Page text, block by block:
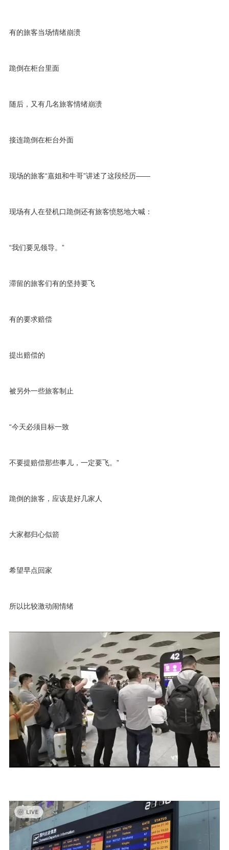
有的旅客当场情绪崩溃
跪倒在柜台里面
随后，又有几名旅客情绪崩溃
接连跪倒在柜台外面
现场的旅客“嘉姐和牛哥”讲述了这段经历——
现场有人在登机口跪倒还有旅客愤怒地大喊：
“我们要见领导。”
滞留的旅客们有的坚持要飞
有的要求赔偿
提出赔偿的
被另外一些旅客制止
“今天必须目标一致
不要提赔偿那些事儿，一定要飞。”
跪倒的旅客，应该是好几家人
大家都归心似箭
希望早点回家
所以比较激动闹情绪